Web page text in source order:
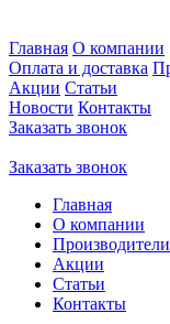
Главная О компании
Оплата и доставка
Акции Статьи
Новости Контакты
Заказать звонок
Заказать звонок
Главная
О компании
Производители
Акции
Статьи
Контакты